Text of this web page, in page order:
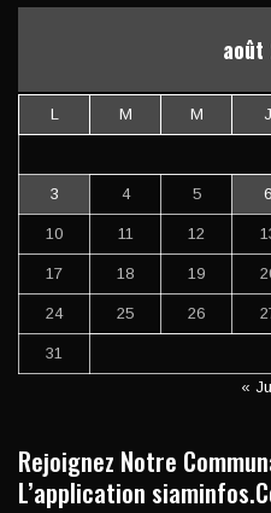
août
L M M J
3 4 5 6
10 11 12
17 18 19
24 25 26
31
«
Rejoignez Notre
L’application